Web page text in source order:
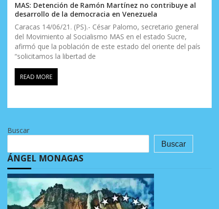
MAS: Detención de Ramón Martínez no contribuye al
desarrollo de la democracia en Venezuela
Caracas 14/06/21. (PS).- César Palomo, secretario general
del Movimiento al Socialismo MAS en el estado Sucre,
afirmó que la población de este estado del oriente del país
“solicitamos la libertad de
READ MORE
Buscar
Buscar
ÁNGEL MONAGAS